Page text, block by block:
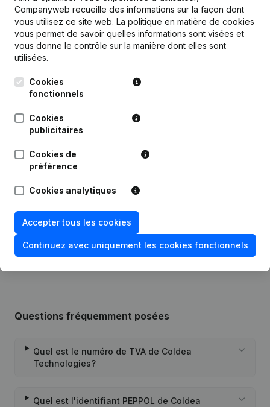
Publicationsde Coldea Technologies
Date Publication
09-12-2025
Siège Social - Statuts (Traduction,
Coordination, Autres Modifications,
06-12-2022
03-08-2020 Siège Social
10-02-2020
Modification Forme Juridique -
Demissions - Nominations
Rubrique Constitution (Nouvelle
Personne Morale, Ouverture
Succursale, etc...)(NL)
Questions fréquemment posées
Quel est le numéro de TVA de Coldea
Technologies?
Quel est l'identifiant PEPPOL de Coldea
Companyweb recueille des informations sur la façon dont
vous utilisez ce site web. La politique en matière de cookies
vous permet de savoir quelles informations sont visées et
vous donne le contrôle sur la manière dont elles sont
utilisées.
Cookies
fonctionnels
Cookies
publicitaires
Cookies de
préférence
Cookies analytiques
Accepter tous les cookies
Continuez avec uniquement les cookies fonctionnels